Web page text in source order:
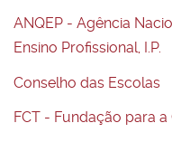
ANQEP - Agência
Ensino Profissional, I.P.
Conselho das Escolas
FCT - Fundação para